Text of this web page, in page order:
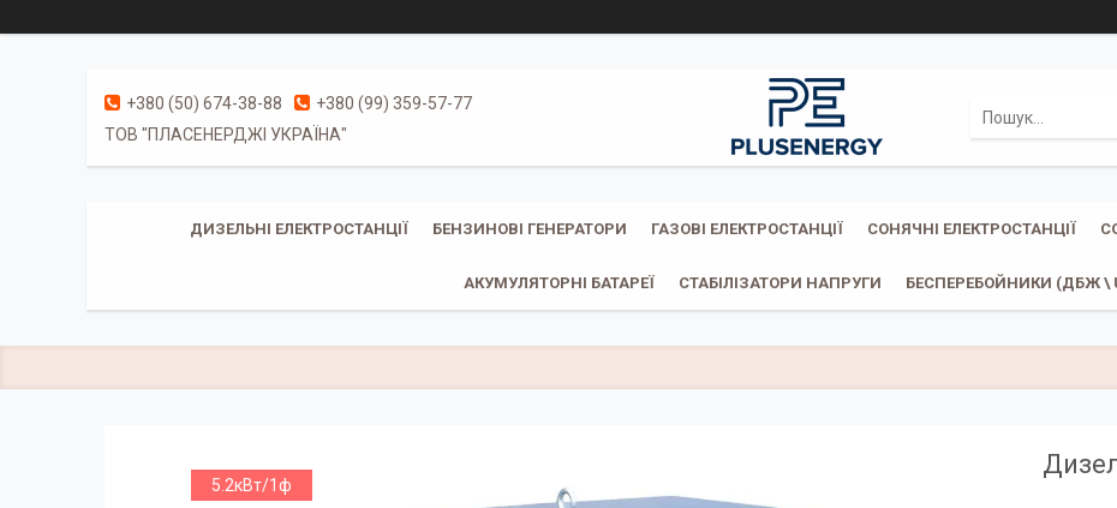
+380 (50) 674-38-88
+380 (99) 359-57-77
ТОВ "ПЛАСЕНЕРДЖІ УКРАЇНА"
ДИЗЕЛЬНІ ЕЛЕКТРОСТАНЦІЇ БЕНЗИНОВІ ГЕНЕРАТОРИ ГАЗОВІ ЕЛЕКТРОСТАНЦІЇ СОНЯЧНІ ЕЛЕКТРОСТАНЦІЇ
АКУМУЛЯТОРНІ БАТАРЕЇ СТАБІЛІЗАТОРИ НАПРУГИ БЕСПЕРЕБОЙНИКИ (ДБЖ \
5.2кВт/1ф